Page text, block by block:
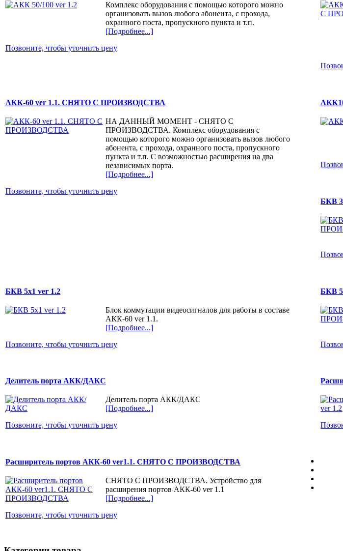
Комплекс оборудования с помощью которого можно
организовать вызов любого абонента, с прохода,
охранного поста, пропускного пункта и т.п.
[Подробнее...]
Позвоните, чтобы уточнить цену
АКК-60 ver 1.1. СНЯТО С ПРОИЗВОДСТВА
НА ДАННЫЙ МОМЕНТ - СНЯТО С
ПРОИЗВОДСТВА. Комплекс оборудования с
помощью которого можно организовать вызов любого
абонента, с прохода, охранного поста, пропускного
пункта и т.п. С возможностью расширения на два
независимых порта.
[Подробнее...]
Позвоните, чтобы уточнить цену
БКВ
БКВ 5х1 ver 1.2
Блок коммутации видеосигналов для работы в составе
АКК-60 ver 1.1.
[Подробнее...]
Позвоните, чтобы уточнить цену
БКВ
Делитель порта АКК/ДАКС
Делитель порта АКК/ДАКС
[Подробнее...]
Позвоните, чтобы уточнить цену
Расширитель портов АКК-60 ver1.1. СНЯТО С ПРОИЗВОДСТВА
СНЯТО С ПРОИЗВОДСТВА. Устройство для
расширения портов АКК-60 ver 1.1
[Подробнее...]
Позвоните, чтобы уточнить цену